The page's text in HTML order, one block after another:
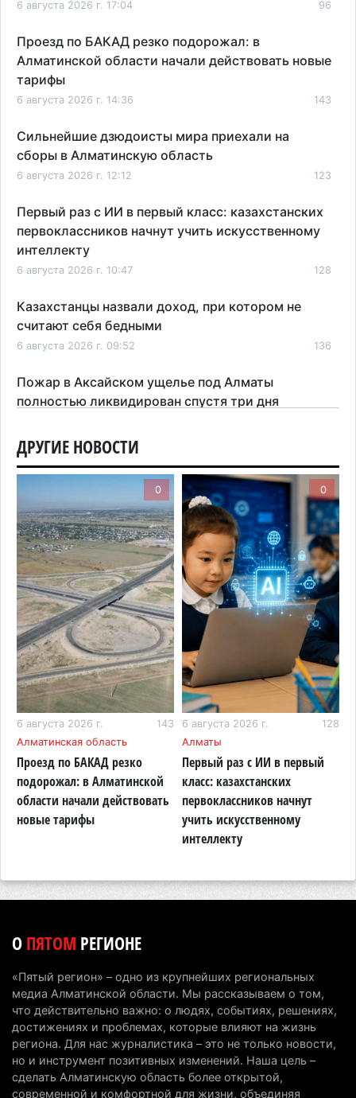
6 августа 2026 г. 17:04 96
Проезд по БАКАД резко подорожал: в
Алматинской области начали действовать новые
тарифы
6 августа 2026 г. 14:36 143
Сильнейшие дзюдоисты мира приехали на
сборы в Алматинскую область
6 августа 2026 г. 12:12 123
Первый раз с ИИ в первый класс: казахстанских
первоклассников начнут учить искусственному
интеллекту
6 августа 2026 г. 10:47 128
Казахстанцы назвали доход, при котором не
считают себя бедными
6 августа 2026 г. 09:52 136
Пожар в Аксайском ущелье под Алматы
полностью ликвидирован спустя три дня
Минэкологии опровергло фото тигра возле села
в Алматинской области
180
Казахстан стал лидером Центральной Азии в
мировом рейтинге благополучия
5 августа 2026 г. 13:55 242
Казахстан может начать выпуск экологичного
топлива для самолетов: пилотный проект
запустят в Алатау
5 августа 2026 г. 12:32 180
Туриста с тяжелыми травмами эвакуировали в
горах Алматинской области после камнепада
5 августа 2026 г. 11:23
Хозяина собак, едва не загрызших ребенка в
Алматинской области, судят спустя год после
трагедии
катеров для Formula-1 H2O и откроют академию
директора по коммуникациям
4 августа 2026 г. 20:22 89
Партия «Әділет» предложила превратить
университеты в центры технологий и новых
рабочих мест
ДРУГИЕ НОВОСТИ
0
6 августа 2026 г.
143
Алматинская область
Проезд по БАКАД резко
подорожал: в Алматинской
области начали действовать
новые тарифы
0
6 августа 2026 г.
128
Алматы
Первый раз с ИИ в первый
класс: казахстанских
первоклассников начнут
учить искусственному
интеллекту
ОПЯТОМ РЕГИОНЕ
«Пятый регион» – одно из крупнейших региональных
медиа Алматинской области. Мы рассказываем о том,
что действительно важно: о людях, событиях, решениях,
достижениях и проблемах, которые влияют на жизнь
региона. Для нас журналистика – это не только новости,
но и инструмент позитивных изменений. Наша цель –
сделать Алматинскую область более открытой,
современной и комфортной для жизни, объединяя